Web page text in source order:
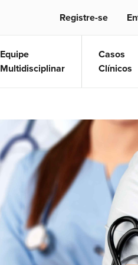
Registre-se
Equipe
Multidisciplinar
Casos
Clínicos